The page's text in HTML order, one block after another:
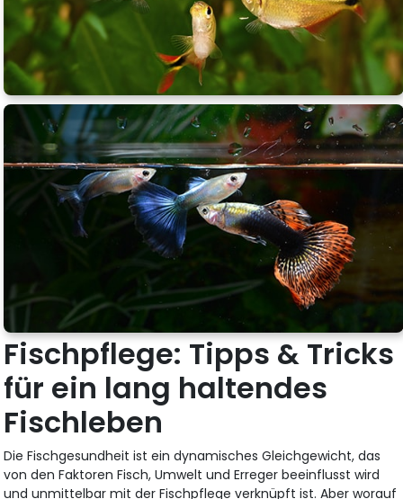
Fischpflege: Tipps & Tricks
für ein lang haltendes
Fischleben
Die Fischgesundheit ist ein dynamisches Gleichgewicht, das
von den Faktoren Fisch, Umwelt und Erreger beeinflusst wird
und unmittelbar mit der Fischpflege verknüpft ist. Aber worauf